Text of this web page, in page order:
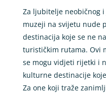
Za ljubitelje neobičnog
muzeji na svijetu nude
destinacija koje se ne
turističkim rutama. Ovi
se mogu vidjeti rijetki i
kulturne destinacije
Za one koji traže